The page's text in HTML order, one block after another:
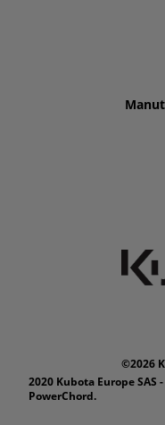
©2026
2020 Kubota Europe
PowerChord.